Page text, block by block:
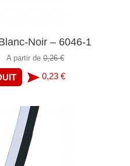
Noir – 6046-1
A partir de 0,26 €
0,23 €